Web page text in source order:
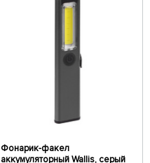
Фонарик-факел
аккумуляторный Wallis, серый